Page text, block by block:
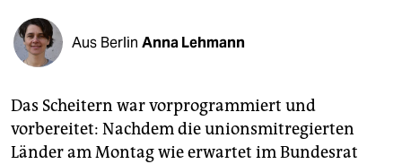
shop
fragen & hilfe
unterstützen
abo
Aus Berlin Anna Lehmann
Das Scheitern war vorprogrammiert und
vorbereitet: Nachdem die unionsmitregierten
Länder am Montag wie erwartet im Bundesrat